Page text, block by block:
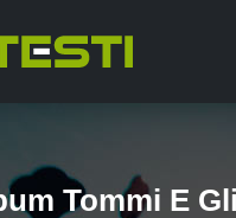
Tommi E